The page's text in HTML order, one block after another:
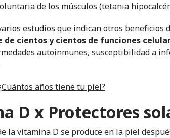
de los músculos (tetania
estudios que indican otros beneficios
de cientos y cientos de funciones
autoinmunes, susceptibilidad a
años tiene tu piel?
D x Protectores
la vitamina D se produce en la piel